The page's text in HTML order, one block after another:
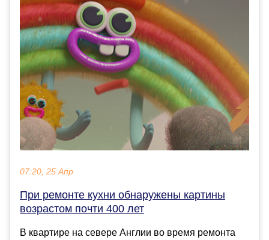
07:20, 25 Апр
При ремонте кухни обнаружены картины
возрастом почти 400 лет
В квартире на севере Англии во время ремонта